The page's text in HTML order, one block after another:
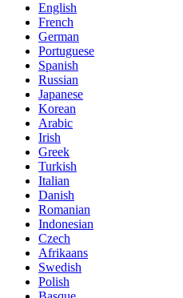
English
French
German
Portuguese
Spanish
Russian
Japanese
Korean
Arabic
Irish
Greek
Turkish
Italian
Danish
Romanian
Indonesian
Czech
Afrikaans
Swedish
Polish